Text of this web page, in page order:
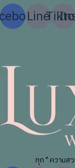
Line
ทุก " ความส